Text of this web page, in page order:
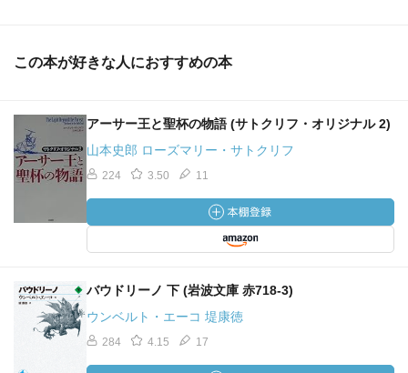
この本が好きな人におすすめの本
アーサー王と聖杯の物語 (サトクリフ・オリジナル 2)
山本史郎 ローズマリー・サトクリフ
224 3.50 11
バウドリーノ 下 (岩波文庫 赤718-3)
ウンベルト・エーコ 堤康徳
284 4.15 17